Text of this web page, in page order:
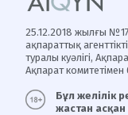
25.12.2018 жылғы
ақпараттық
туралы куәлігі,
Ақпарат комитетімен
Бұл желілік
жастан